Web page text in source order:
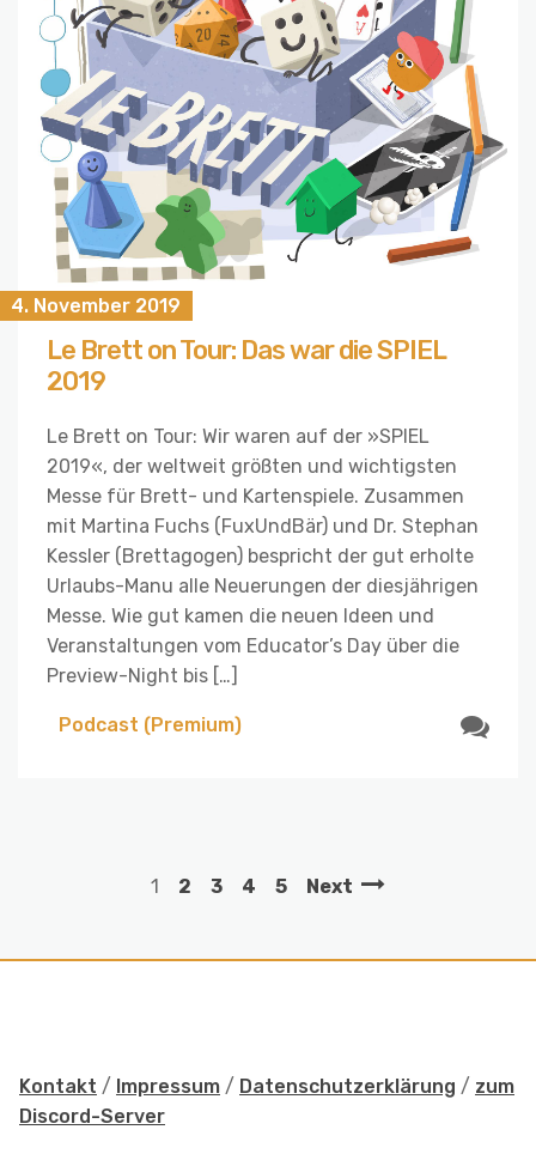
4. November 2019
Le Brett on Tour: Das war die SPIEL
2019
Le Brett on Tour: Wir waren auf der »SPIEL
2019«, der weltweit größten und wichtigsten
Messe für Brett- und Kartenspiele. Zusammen
mit Martina Fuchs (FuxUndBär) und Dr. Stephan
Kessler (Brettagogen) bespricht der gut erholte
Urlaubs-Manu alle Neuerungen der diesjährigen
Messe. Wie gut kamen die neuen Ideen und
Veranstaltungen vom Educator’s Day über die
Preview-Night bis […]
Podcast (Premium)
1 2 3 4 5 Next
Kontakt / Impressum / Datenschutzerklärung / zum
Discord-Server